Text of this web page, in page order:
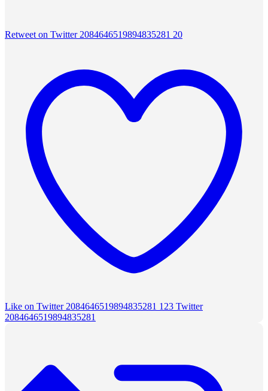
Retweet on Twitter 2084646519894835281 20
Like on Twitter 2084646519894835281 123 Twitter
2084646519894835281